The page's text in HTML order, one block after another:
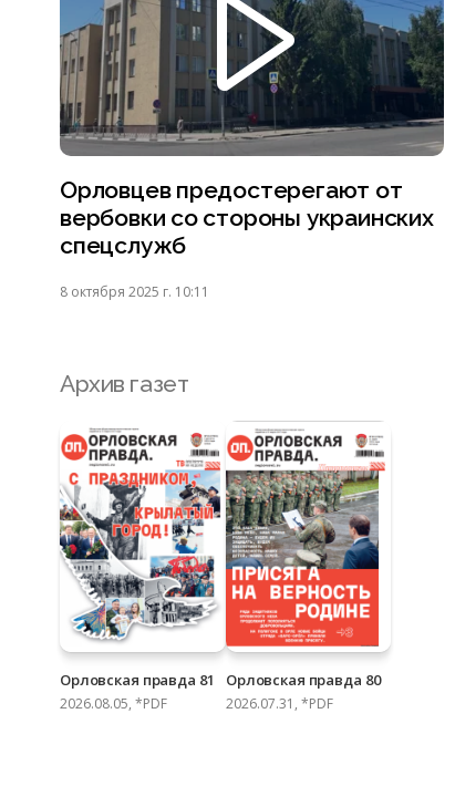
Орловцев предостерегают от
вербовки со стороны украинских
спецслужб
8 октября 2025 г. 10:11
Архив газет
Орловская правда 81
2026.08.05, *PDF
Орловская правда 80
2026.07.31, *PDF